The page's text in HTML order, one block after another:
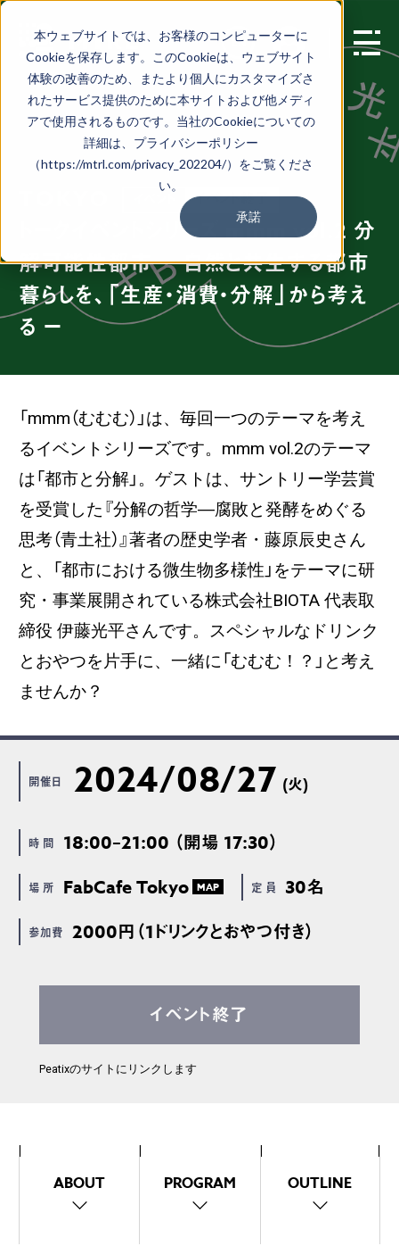
本ウェブサイトでは、お客様のコンピューターに
Cookieを保存します。このCookieは、ウェブサイト
体験の改善のため、またより個人にカスタマイズさ
れたサービス提供のために本サイトおよび他メディ
アで使用されるものです。当社のCookieについての
詳細は、プライバシーポリシー
（https://mtrl.com/privacy_202204/）をご覧くださ
い。
承諾
EN
イベント終了
トークイベントシリーズ mmm vol.2 分
解可能性都市 ー 自然と共生する都市
暮らしを、「生産・消費・分解」から考え
る ー
「mmm（むむむ）」は、毎回一つのテーマを考え
るイベントシリーズです。mmm vol.2のテーマ
は「都市と分解」。ゲストは、サントリー学芸賞
を受賞した『分解の哲学―腐敗と発酵をめぐる
思考（青土社）』著者の歴史学者・藤原辰史さん
と、「都市における微生物多様性」をテーマに研
究・事業展開されている株式会社BIOTA 代表取
締役 伊藤光平さんです。スペシャルなドリンク
とおやつを片手に、一緒に「むむむ！？」と考え
ませんか？
開催日 2024/08/27 (火)
時 間 18:00–21:00 （開場 17:30）
場 所 FabCafe Tokyo MAP 定 員 30名
参加費 2000円（1ドリンクとおやつ付き）
イベント終了
Peatixのサイトにリンクします
ABOUT PROGRAM OUTLINE